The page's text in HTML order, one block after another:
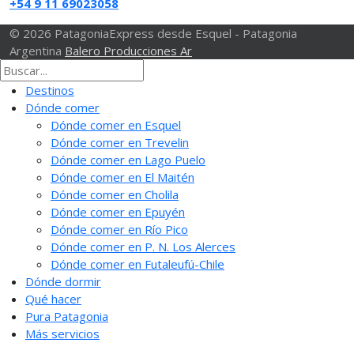
© 2026 PatagoniaExpress desde Esquel - Patagonia
Argentina Balero Producciones Ar
Destinos
Dónde comer
Dónde comer en Esquel
Dónde comer en Trevelin
Dónde comer en Lago Puelo
Dónde comer en El Maitén
Dónde comer en Cholila
Dónde comer en Epuyén
Dónde comer en Río Pico
Dónde comer en P. N. Los Alerces
Dónde comer en Futaleufú-Chile
Dónde dormir
Qué hacer
Pura Patagonia
Más servicios